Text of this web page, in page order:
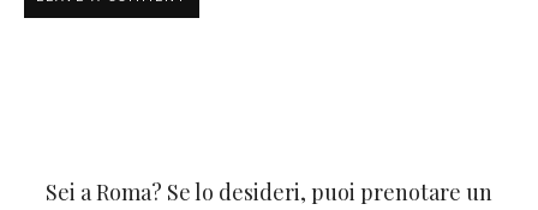
Sei a Roma? Se lo desideri, puoi prenotare un